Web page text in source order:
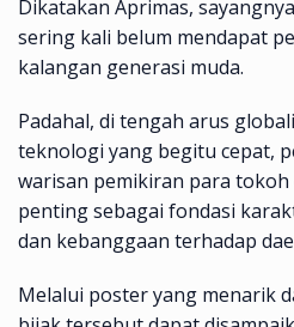
Dikatakan Aprimas,
sering kali belum mendapat
kalangan generasi muda.
Padahal, di tengah arus
teknologi yang begitu cepat,
warisan pemikiran para
penting sebagai fondasi
dan kebanggaan terhadap
Melalui poster yang menarik